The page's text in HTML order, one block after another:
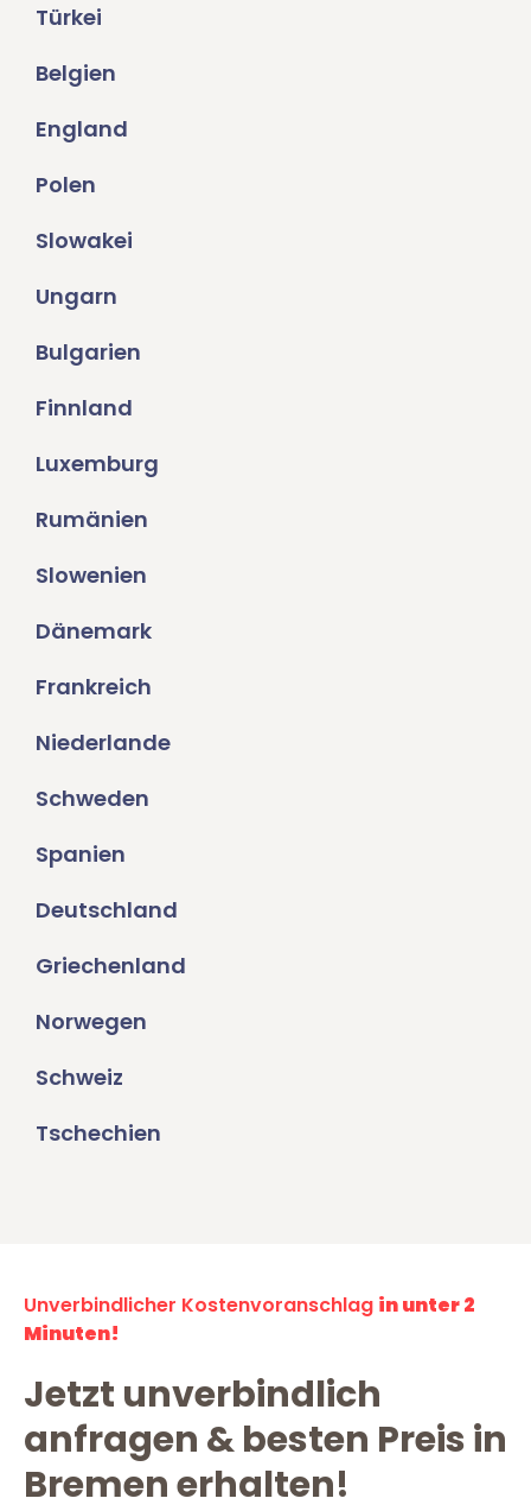
Türkei
Belgien
England
Polen
Slowakei
Ungarn
Bulgarien
Finnland
Luxemburg
Rumänien
Slowenien
Dänemark
Frankreich
Niederlande
Schweden
Spanien
Deutschland
Griechenland
Norwegen
Schweiz
Tschechien
Unverbindlicher Kostenvoranschlag in unter 2
Minuten!
Jetzt unverbindlich
anfragen & besten Preis in
Bremen erhalten!